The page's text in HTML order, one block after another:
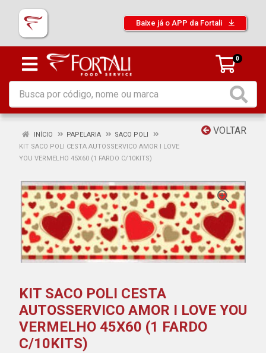
Baixe já o APP da Fortali
0
VOLTAR
INÍCIO PAPELARIA
SACO POLI
KIT SACO POLI CESTA AUTOSSERVICO AMOR I LOVE
YOU VERMELHO 45X60 (1 FARDO C/10KITS)
KIT SACO POLI CESTA
AUTOSSERVICO AMOR I LOVE YOU
VERMELHO 45X60 (1 FARDO
C/10KITS)